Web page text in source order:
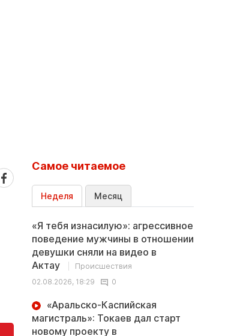
Самое читаемое
Неделя Месяц
«Я тебя изнасилую»: агрессивное
поведение мужчины в отношении
девушки сняли на видео в
Актау
Происшествия
02.08.2026, 18:29
0
«Аральско-Каспийская
магистраль»: Токаев дал старт
новому проекту в